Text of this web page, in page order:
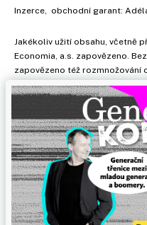
Inzerce, obchodní garant:
Jakékoliv užití obsahu, včetně
Economia, a.s. zapovězeno.
zapovězeno též rozmnožování
analýzy textů nebo dat podle